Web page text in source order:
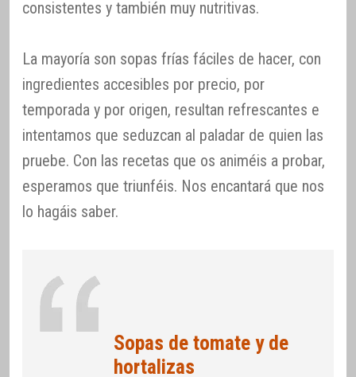
consistentes y también muy nutritivas.
La mayoría son sopas frías fáciles de hacer, con
ingredientes accesibles por precio, por
temporada y por origen, resultan refrescantes e
intentamos que seduzcan al paladar de quien las
pruebe. Con las recetas que os animéis a probar,
esperamos que triunféis. Nos encantará que nos
lo hagáis saber.
Sopas de tomate y de
hortalizas